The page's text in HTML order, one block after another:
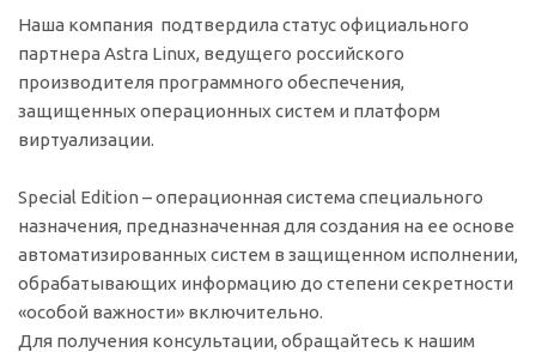
Наша компания подтвердила статус официального
партнера Astra Linux, ведущего российского
производителя программного обеспечения,
защищенных операционных систем и платформ
виртуализации.
Special Edition – операционная система специального
назначения, предназначенная для создания на ее основе
автоматизированных систем в защищенном исполнении,
обрабатывающих информацию до степени секретности
«особой важности» включительно.
Для получения консультации, обращайтесь к нашим